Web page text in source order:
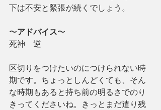
下は不安と緊張が続くでしょう。
〜アドバイス〜
死神　逆
区切りをつけたいのにつけられない時
期です。ちょっとしんどくても、そん
な時期もあると持ち前の明るさでのり
きってくださいね。きっとまだ遣り残